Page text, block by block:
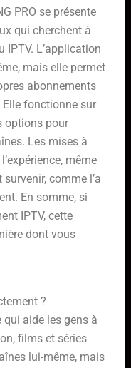
PRO se présente
qui cherchent à
IPTV. L’application
mais elle permet
abonnements
fonctionne sur
options pour
Les mises à
même
comme l’a
En somme, si
IPTV, cette
dont vous
?
qui aide les gens à
films et séries
lui-même, mais